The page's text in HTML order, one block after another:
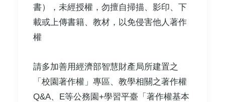
書），未經授權，勿擅自掃描、影印、下
載或上傳書籍、教材，以免侵害他人著作
權
請多加善用經濟部智慧財產局所建置之
「校園著作權」專區、教學相關之著作權
Q&A、E等公務園+學習平臺「著作權基本